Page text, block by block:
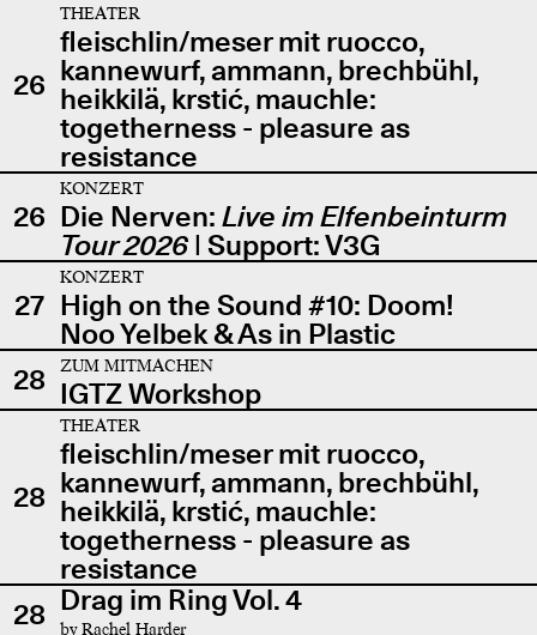
26
THEATER
fleischlin/meser mit ruocco,
kannewurf, ammann, brechbühl,
heikkilä, krstić, mauchle:
togetherness - pleasure as
resistance
26
KONZERT
Die Nerven: Live im Elfenbeinturm
Tour 2026| Support: V3G
27
KONZERT
High on the Sound #10: Doom!
Noo Yelbek & As in Plastic
28
ZUM MITMACHEN
IGTZ Workshop
28
THEATER
fleischlin/meser mit ruocco,
kannewurf, ammann, brechbühl,
heikkilä, krstić, mauchle:
togetherness - pleasure as
resistance
28 Drag im Ring Vol. 4
by Rachel Harder